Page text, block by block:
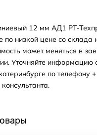
12 мм АД1 РТ-
по низкой цене со
может меняться в
Уточняйте информацию
по